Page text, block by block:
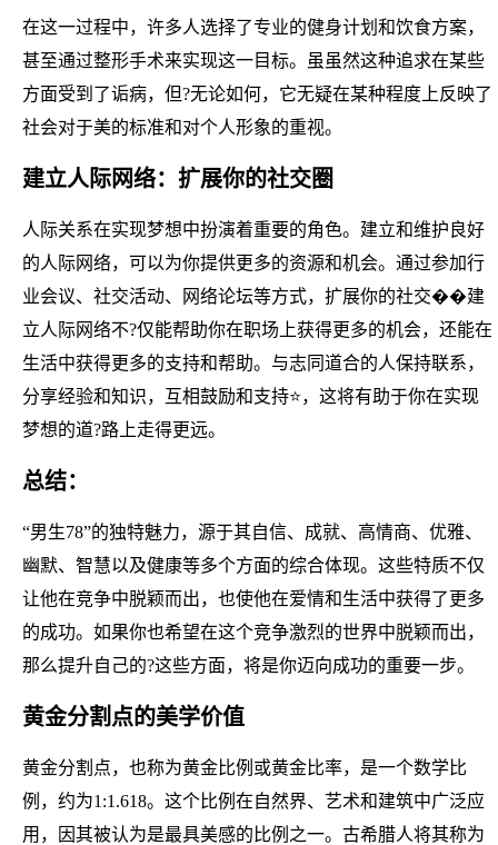
在这一过程中，许多人选择了专业的健身计划和饮食方案，
甚至通过整形手术来实现这一目标。虽虽然这种追求在某些
方面受到了诟病，但?无论如何，它无疑在某种程度上反映了
社会对于美的标准和对个人形象的重视。
建立人际网络：扩展你的社交圈
人际关系在实现梦想中扮演着重要的角色。建立和维护良好
的人际网络，可以为你提供更多的资源和机会。通过参加行
业会议、社交活动、网络论坛等方式，扩展你的社交��建
立人际网络不?仅能帮助你在职场上获得更多的机会，还能在
生活中获得更多的支持和帮助。与志同道合的人保持联系，
分享经验和知识，互相鼓励和支持⭐，这将有助于你在实现
梦想的道?路上走得更远。
总结：
“男生78”的独特魅力，源于其自信、成就、高情商、优雅、
幽默、智慧以及健康等多个方面的综合体现。这些特质不仅
让他在竞争中脱颖而出，也使他在爱情和生活中获得了更多
的成功。如果你也希望在这个竞争激烈的世界中脱颖而出，
那么提升自己的?这些方面，将是你迈向成功的重要一步。
黄金分割点的美学价值
黄金分割点，也称为黄金比例或黄金比率，是一个数学比
例，约为1:1.618。这个比例在自然界、艺术和建筑中广泛应
用，因其被认为是最具美感的比例之一。古希腊人将其称为